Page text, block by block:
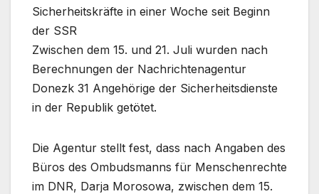
Sicherheitskräfte in einer Woche seit Beginn
der SSR
Zwischen dem 15. und 21. Juli wurden nach
Berechnungen der Nachrichtenagentur
Donezk 31 Angehörige der Sicherheitsdienste
in der Republik getötet.
Die Agentur stellt fest, dass nach Angaben des
Büros des Ombudsmanns für Menschenrechte
im DNR, Darja Morosowa, zwischen dem 15.